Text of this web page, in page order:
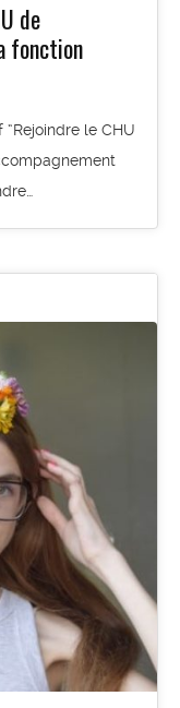
de
fonction
le CHU